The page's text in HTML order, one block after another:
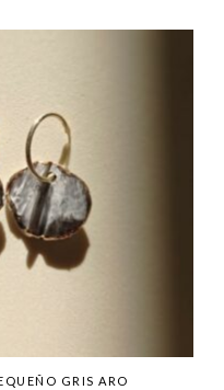
GRIS ARO